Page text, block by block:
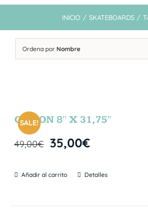
INICIO / SKATEBOARDS /
Ordena por Nombre
SALE!
GIBSON 8″ X 31,75″
49,00€ 35,00€
Añadir al carrito Detalles